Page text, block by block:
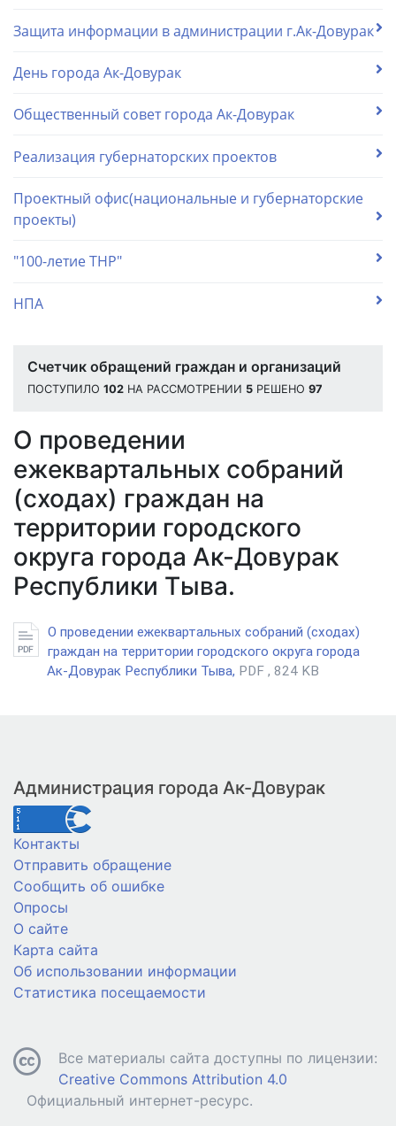
Защита информации в администрации г.Ак-Довурак
День города Ак-Довурак
Общественный совет города Ак-Довурак
Реализация губернаторских проектов
Проектный офис(национальные и губернаторские
проекты)
"100-летие ТНР"
НПА
Счетчик обращений граждан и организаций
ПОСТУПИЛО 102 НА РАССМОТРЕНИИ 5 РЕШЕНО 97
О проведении
ежеквартальных собраний
(сходах) граждан на
территории городского
округа города Ак-Довурак
Республики Тыва.
О проведении ежеквартальных собраний (сходах)
граждан на территории городского округа города
Ак-Довурак Республики Тыва, PDF , 824 KB
Администрация города Ак-Довурак
Контакты
Отправить обращение
Сообщить об ошибке
Опросы
О сайте
Карта сайта
Об использовании информации
Статистика посещаемости
Все материалы сайта доступны по лицензии:
Creative Commons Attribution 4.0
Официальный интернет-ресурс.